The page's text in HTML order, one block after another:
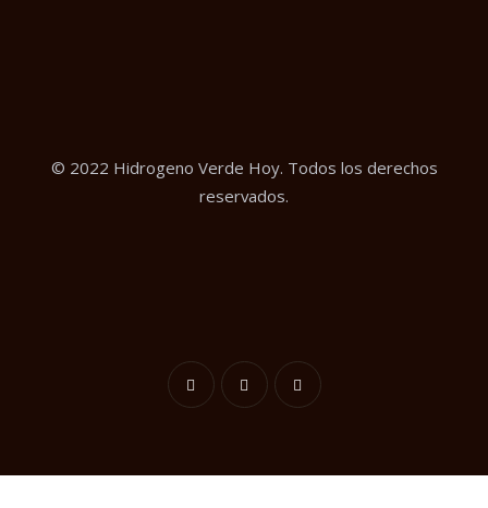
© 2022 Hidrogeno Verde Hoy. Todos los derechos
reservados.